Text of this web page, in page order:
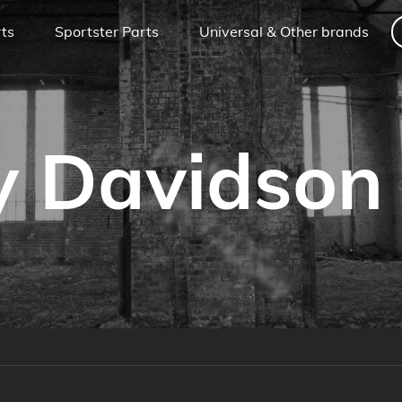
Sportster Parts Universal & Other brands